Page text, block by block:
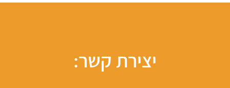
יצירת קשר: